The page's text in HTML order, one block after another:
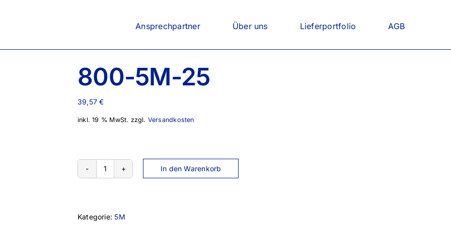
Ansprechpartner Über uns Lieferportfolio AGB
800-5M-25
39,57€
inkl. 19 % MwSt. zzgl. Versandkosten
800-
In den Warenkorb
Kategorie: 5M